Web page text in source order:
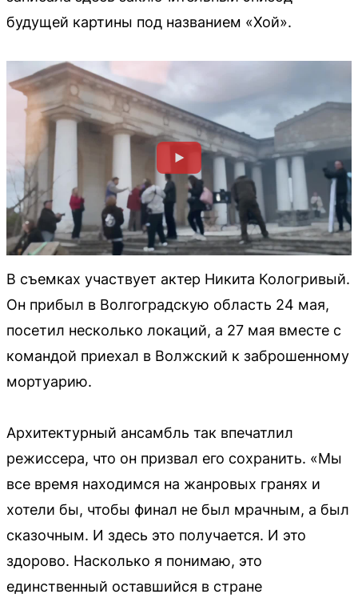
будущей картины под названием «Хой».
В съемках участвует актер Никита Кологривый.
Он прибыл в Волгоградскую область 24 мая,
посетил несколько локаций, а 27 мая вместе с
командой приехал в Волжский к заброшенному
мортуарию.
Архитектурный ансамбль так впечатлил
режиссера, что он призвал его сохранить. «Мы
все время находимся на жанровых гранях и
хотели бы, чтобы финал не был мрачным, а был
сказочным. И здесь это получается. И это
здорово. Насколько я понимаю, это
единственный оставшийся в стране